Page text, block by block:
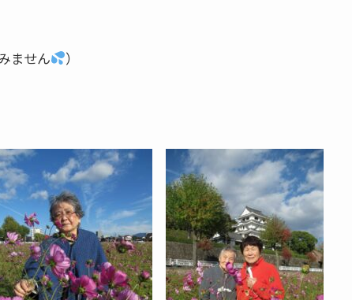
ません ）